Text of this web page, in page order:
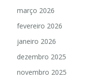
março 2026
fevereiro 2026
janeiro 2026
dezembro 2025
novembro 2025